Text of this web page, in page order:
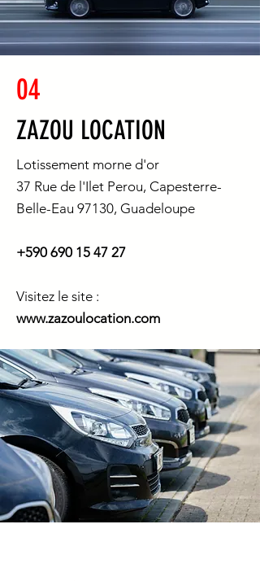
04
ZAZOU LOCATION
Lotissement morne d'or
37 Rue de l'Ilet Perou, Capesterre-
Belle-Eau 97130, Guadeloupe
+590 690 15 47 27
Visitez le site :
www.zazoulocation.com